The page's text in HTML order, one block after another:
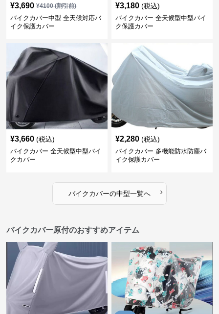
¥3,690 ¥4100(割引前)
バイクカバー中型 全天候対応バ
イク保護カバー
¥3,180 (税込)
バイクカバー 全天候型中型バイ
ク保護カバー
¥3,660 (税込)
バイクカバー 全天候型中型バイ
クカバー
¥2,280 (税込)
バイクカバー 多機能防水防塵バ
イク保護カバー
バイクカバーの中型一覧へ ›
バイクカバー原付のおすすめアイテム